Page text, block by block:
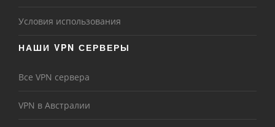
Условия использования
НАШИ VPN СЕРВЕРЫ
Все VPN сервера
VPN в Австралии